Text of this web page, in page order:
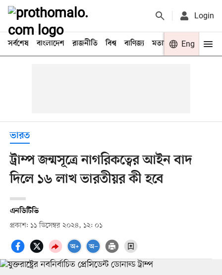
Login
সর্বশেষ বাংলাদেশ রাজনীতি বিশ্ব বাণিজ্য মতামত খেলা
Eng
ভারত
ট্রাম্প জন্মসূত্রে নাগরিকত্বের আইন বাদ
দিলে ১৬ লাখ ভারতীয়র কী হবে
এনডিটিভি
প্রকাশ: ১১ ডিসেম্বর ২০২৪, ১২: ০১